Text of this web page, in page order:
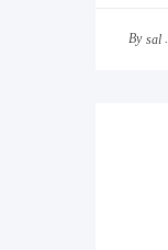
By sal